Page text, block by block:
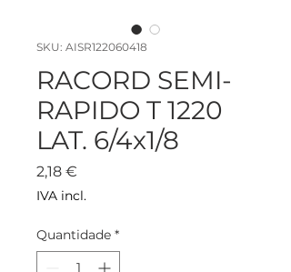
SKU: AISR122060418
RACORD SEMI-
RAPIDO T 1220
LAT. 6/4x1/8
2,18 €
IVA incl.
Quantidade *